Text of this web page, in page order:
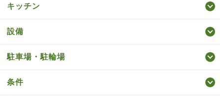
キッチン
設備
駐車場・駐輪場
条件